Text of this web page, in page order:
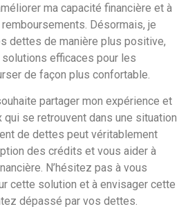
ma capacité financière et à
Désormais, je
dettes de manière plus positive,
solutions efficaces pour les
de façon plus confortable.
partager mon expérience et
se retrouvent dans une situation
de dettes peut véritablement
des crédits et vous aider à
N’hésitez pas à vous
cette solution et à envisager cette
dépassé par vos dettes.